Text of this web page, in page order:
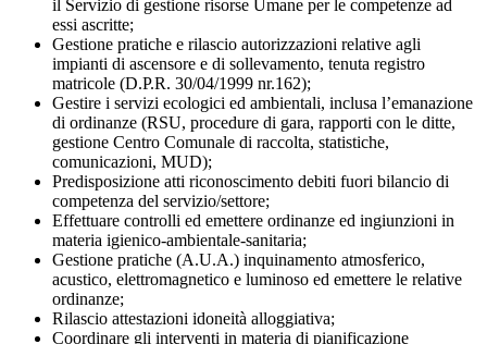
il Servizio di gestione risorse Umane per le competenze ad
essi ascritte;
Gestione pratiche e rilascio autorizzazioni relative agli
impianti di ascensore e di sollevamento, tenuta registro
matricole (D.P.R. 30/04/1999 nr.162);
Gestire i servizi ecologici ed ambientali, inclusa l’emanazione
di ordinanze (RSU, procedure di gara, rapporti con le ditte,
gestione Centro Comunale di raccolta, statistiche,
comunicazioni, MUD);
Predisposizione atti riconoscimento debiti fuori bilancio di
competenza del servizio/settore;
Effettuare controlli ed emettere ordinanze ed ingiunzioni in
materia igienico-ambientale-sanitaria;
Gestione pratiche (A.U.A.) inquinamento atmosferico,
acustico, elettromagnetico e luminoso ed emettere le relative
ordinanze;
Rilascio attestazioni idoneità alloggiativa;
Coordinare gli interventi in materia di pianificazione